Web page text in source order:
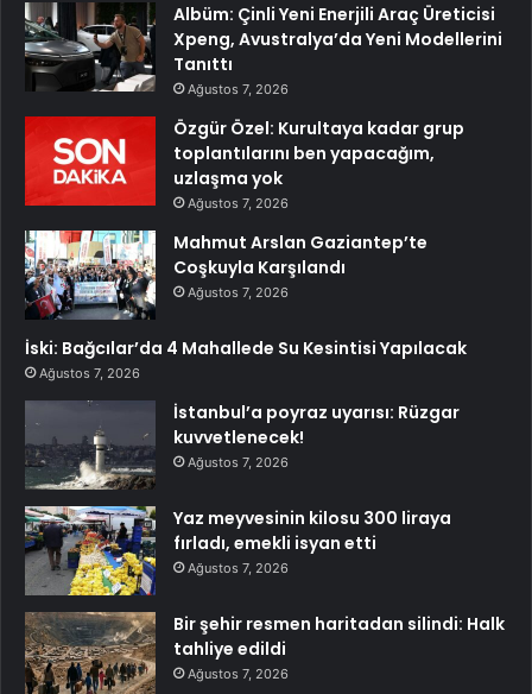
Albüm: Çinli Yeni Enerjili Araç Üreticisi
Xpeng, Avustralya’da Yeni Modellerini
Tanıttı
Ağustos 7, 2026
Özgür Özel: Kurultaya kadar grup
toplantılarını ben yapacağım,
uzlaşma yok
Ağustos 7, 2026
Mahmut Arslan Gaziantep’te
Coşkuyla Karşılandı
Ağustos 7, 2026
İski: Bağcılar’da 4 Mahallede Su Kesintisi Yapılacak
Ağustos 7, 2026
İstanbul’a poyraz uyarısı: Rüzgar
kuvvetlenecek!
Ağustos 7, 2026
Yaz meyvesinin kilosu 300 liraya
fırladı, emekli isyan etti
Ağustos 7, 2026
Bir şehir resmen haritadan silindi: Halk
tahliye edildi
Ağustos 7, 2026